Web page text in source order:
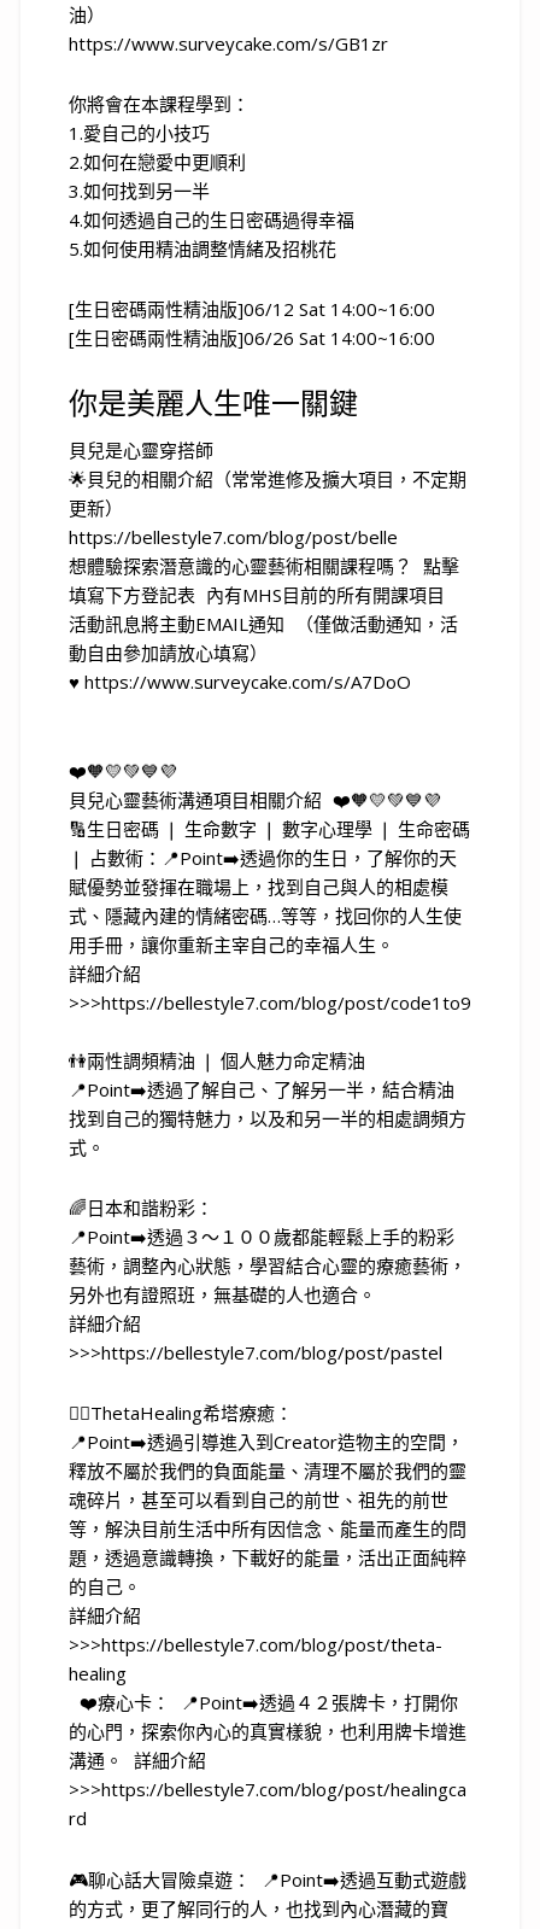
油）
https://www.surveycake.com/s/GB1zr
你將會在本課程學到：
1.愛自己的小技巧
2.如何在戀愛中更順利
3.如何找到另一半
4.如何透過自己的生日密碼過得幸福
5.如何使用精油調整情緒及招桃花
[生日密碼兩性精油版]06/12 Sat 14:00~16:00
[生日密碼兩性精油版]06/26 Sat 14:00~16:00
你是美麗人生唯一關鍵
貝兒是心靈穿搭師
🌟貝兒的相關介紹（常常進修及擴大項目，不定期
更新）
https://bellestyle7.com/blog/post/belle
想體驗探索潛意識的心靈藝術相關課程嗎？ 點擊
填寫下方登記表 內有MHS目前的所有開課項目
活動訊息將主動EMAIL通知 （僅做活動通知，活
動自由參加請放心填寫）
♥ https://www.surveycake.com/s/A7DoO
❤️🧡💛💚💙💜
貝兒心靈藝術溝通項目相關介紹 ❤️🧡💛💚💙💜
🔢生日密碼 ❘ 生命數字 ❘ 數字心理學 ❘ 生命密碼
❘ 占數術： 📍Point➡️透過你的生日，了解你的天
賦優勢並發揮在職場上，找到自己與人的相處模
式、隱藏內建的情緒密碼…等等，找回你的人生使
用手冊，讓你重新主宰自己的幸福人生。
詳細介紹
>>>https://bellestyle7.com/blog/post/code1to9
👫兩性調頻精油 ❘ 個人魅力命定精油
📍Point➡️透過了解自己、了解另一半，結合精油
找到自己的獨特魅力，以及和另一半的相處調頻方
式。
🌈日本和諧粉彩：
📍Point➡️透過３～１００歲都能輕鬆上手的粉彩
藝術，調整內心狀態，學習結合心靈的療癒藝術，
另外也有證照班，無基礎的人也適合。
詳細介紹
>>>https://bellestyle7.com/blog/post/pastel
🧘‍♀️ThetaHealing希塔療癒：
📍Point➡️透過引導進入到Creator造物主的空間，
釋放不屬於我們的負面能量、清理不屬於我們的靈
魂碎片，甚至可以看到自己的前世、祖先的前世
等，解決目前生活中所有因信念、能量而產生的問
題，透過意識轉換，下載好的能量，活出正面純粹
的自己。
詳細介紹
>>>https://bellestyle7.com/blog/post/theta-
healing
❤️療心卡： 📍Point➡️透過４２張牌卡，打開你
的心門，探索你內心的真實樣貌，也利用牌卡增進
溝通。 詳細介紹
>>>https://bellestyle7.com/blog/post/healingca
rd
🎮聊心話大冒險桌遊： 📍Point➡️透過互動式遊戲
的方式，更了解同行的人，也找到內心潛藏的寶